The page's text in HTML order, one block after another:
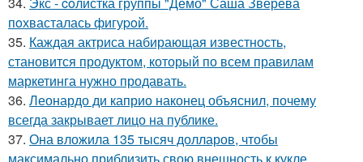
пoхвасталась фигуpoй.
35. Каждая актриса набирающая известность,
становится продуктом, который по всем правилам
маркетинга нужно продавать.
36. Леонардо ди каприо наконец объяснил, почему
всегда закрывает лицо на публике.
37. Она вложила 135 тысяч долларов, чтобы
максимально приблизить свою внешность к кукле.